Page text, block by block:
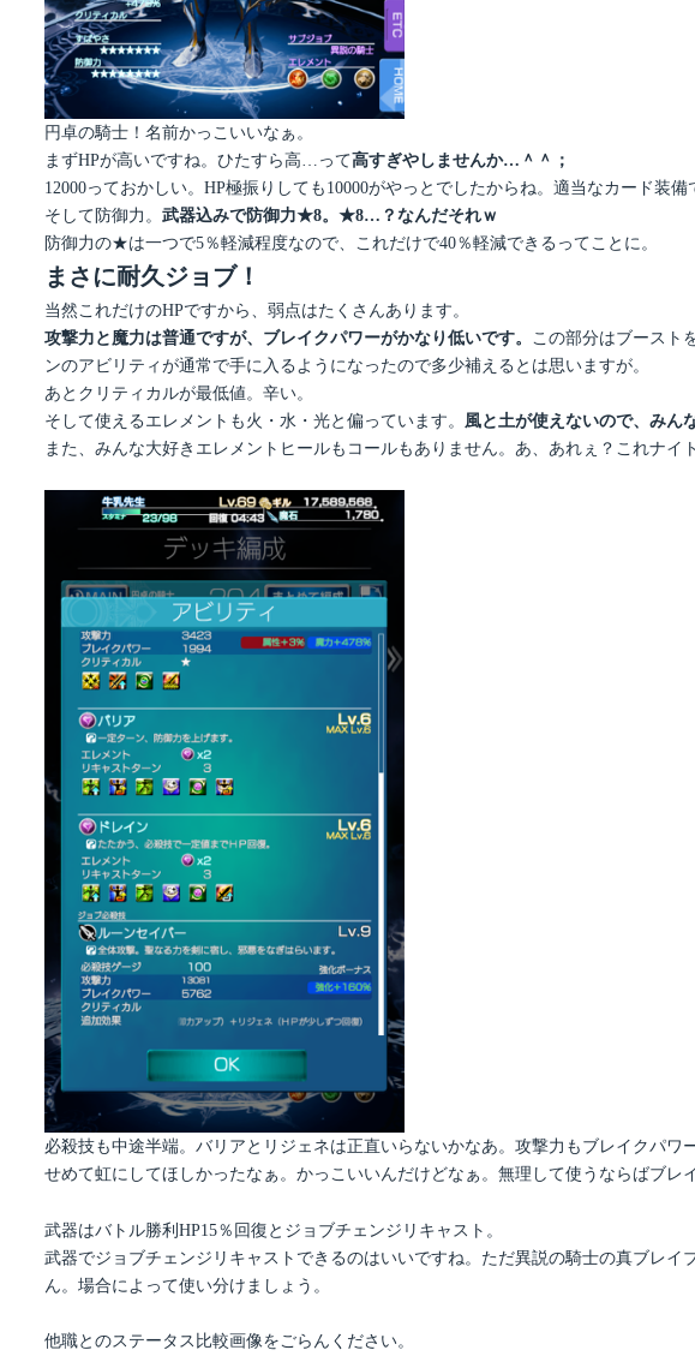
円卓の騎士！名前かっこいいなぁ。
まずHPが高いですね。ひたすら高…って高すぎやしませんか…＾＾；
12000っておかしい。HP極振りしても10000がやっとでしたからね。適当なカード装備
そして防御力。 武器込みで防御力★8。★8…？なんだそれｗ
防御力の★は一つで5％軽減程度なので、これだけで40％軽減できるってことに。
まさに耐久ジョブ！
当然これだけのHPですから、弱点はたくさんあります。
攻撃力と魔力は普通ですが、ブレイクパワーがかなり低いです。
この部分はブースト
ンのアビリティが通常で手に入るようになったので多少補えるとは思いますが。
あとクリティカルが最低値。辛い。
そして使えるエレメントも火・水・光と偏っています。 風と土が使えないので、みん
また、みんな大好きエレメントヒールもコールもありません。あ、あれぇ？これナイ
必殺技も中途半端。バリアとリジェネは正直いらないかなあ。攻撃力もブレイクパワ
せめて虹にしてほしかったなぁ。かっこいいんだけどなぁ。無理して使うならばブレ
武器はバトル勝利HP15％回復とジョブチェンジリキャスト。
武器でジョブチェンジリキャストできるのはいいですね。ただ異説の騎士の真ブレ
ん。場合によって使い分けましょう。
他職とのステータス比較画像をごらんください。